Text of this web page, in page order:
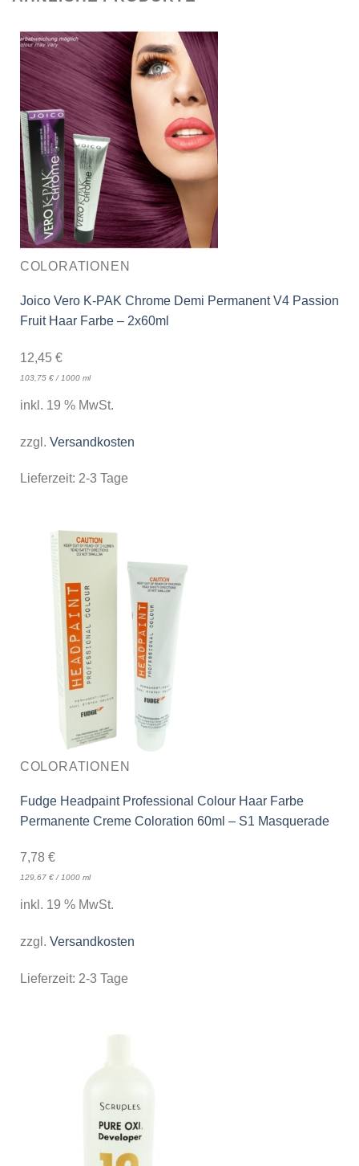
COLORATIONEN
Joico Vero K-PAK Chrome Demi Permanent V4 Passion
Fruit Haar Farbe – 2x60ml
12,45 €
103,75 €/ 1000 ml
inkl. 19 % MwSt.
zzgl. Versandkosten
Lieferzeit: 2-3 Tage
COLORATIONEN
Fudge Headpaint Professional Colour Haar Farbe
Permanente Creme Coloration 60ml – S1 Masquerade
7,78 €
129,67 €/1000 ml
inkl. 19 % MwSt.
zzgl. Versandkosten
Lieferzeit: 2-3 Tage